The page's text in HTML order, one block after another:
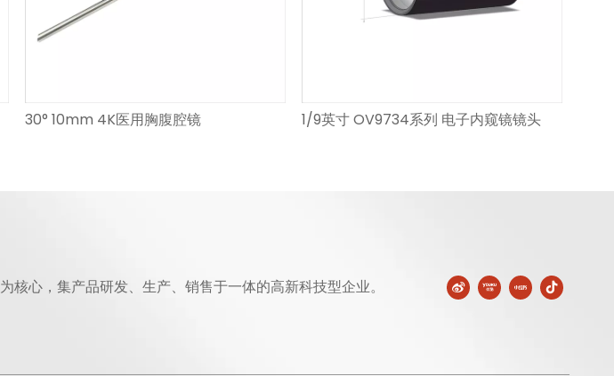
30° 10mm 4K医用胸腹腔镜 1/9英寸 OV9734系列 电子内窥镜镜头
核心，集产品研发、生产、销售于一体的高新科技型企业。